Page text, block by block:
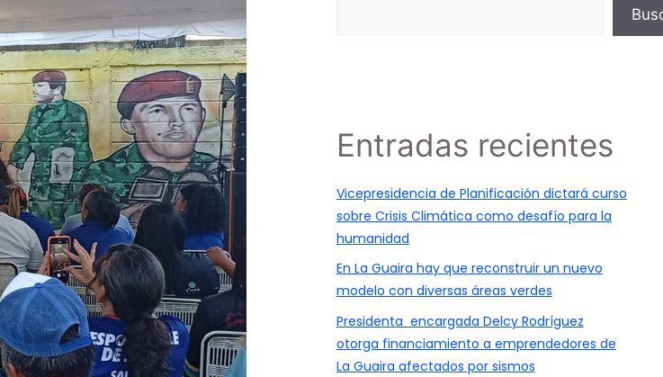
Entradas recientes
Vicepresidencia de Planificación dictará curso
sobre Crisis Climática como desafío para la
humanidad
En La Guaira hay que reconstruir un nuevo
modelo con diversas áreas verdes
Presidenta encargada Delcy Rodríguez
otorga financiamiento a emprendedores de
La Guaira afectados por sismos